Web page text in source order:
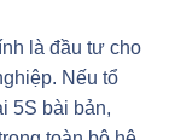
là đầu tư cho
Nếu tổ
5S bài bản,